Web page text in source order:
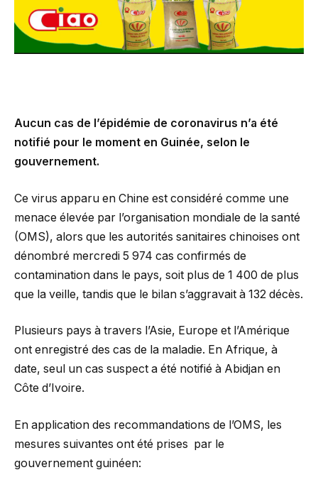
Aucun cas de l’épidémie de coronavirus n’a été
notifié pour le moment en Guinée, selon le
gouvernement.
Ce virus apparu en Chine est considéré comme une
menace élevée par l’organisation mondiale de la santé
(OMS), alors que les autorités sanitaires chinoises ont
dénombré mercredi 5 974 cas confirmés de
contamination dans le pays, soit plus de 1 400 de plus
que la veille, tandis que le bilan s’aggravait à 132 décès.
Plusieurs pays à travers l’Asie, Europe et l’Amérique
ont enregistré des cas de la maladie. En Afrique, à
date, seul un cas suspect a été notifié à Abidjan en
Côte d’Ivoire.
En application des recommandations de l’OMS, les
mesures suivantes ont été prises par le
gouvernement guinéen: